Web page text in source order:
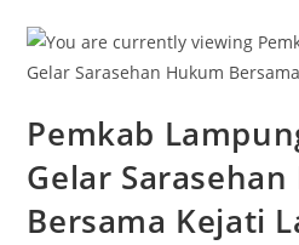
Pemkab
Gelar
Bersama Kejati